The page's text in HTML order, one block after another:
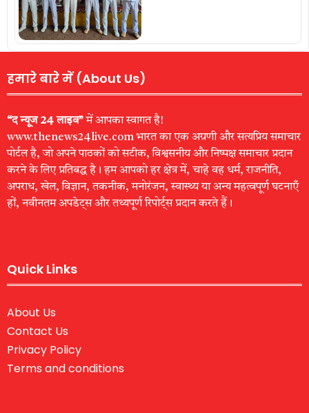
हमारे बारे में (About Us)
“द न्यूज 24 लाइव”में आपका स्वागत है!
www.thenews24live.com भारत का एक अग्रणी और सत्यप्रिय समाचार
पोर्टल है, जो अपने पाठकों को सटीक, विश्वसनीय और निष्पक्ष समाचार प्रदान
करने के लिए प्रतिबद्ध है। हम आपको हर क्षेत्र में, चाहे वह धर्म, राजनीति,
अपराध, खेल, विज्ञान, तकनीक, मनोरंजन, स्वास्थ्य या अन्य महत्वपूर्ण घटनाएँ
हों, नवीनतम अपडेट्स और तथ्यपूर्ण रिपोर्ट्स प्रदान करते हैं।
Quick Links
About Us
Contact Us
Privacy Policy
Terms and conditions